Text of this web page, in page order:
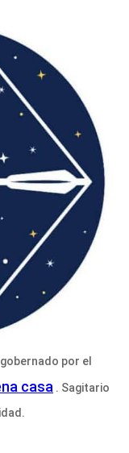
por el
casa . Sagitario